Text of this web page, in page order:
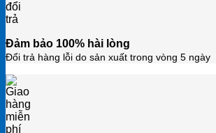
Đảm bảo 100% hài lòng
Đổi trả hàng lỗi do sản xuất trong vòng 5 ngày